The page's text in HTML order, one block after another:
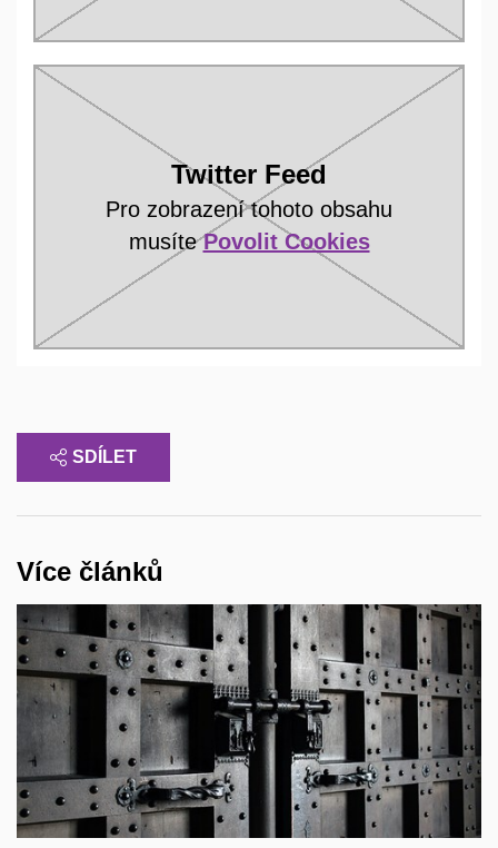
Twitter Feed
Pro zobrazení tohoto obsahu
musítePovolit Cookies
SDÍLET
Více článků